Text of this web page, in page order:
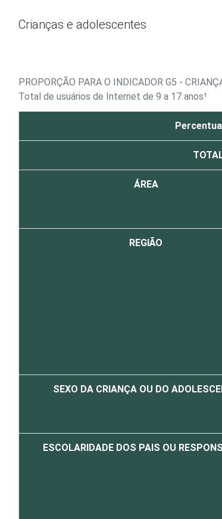
Crianças e adolescentes
PROPORÇÃO PARA O INDICADOR G5 -
Total de usuários de Internet de 9 a 17 anos¹
ÁREA
REGIÃO
SEXO DA CRIANÇA OU DO
ESCOLARIDADE DOS PAIS OU